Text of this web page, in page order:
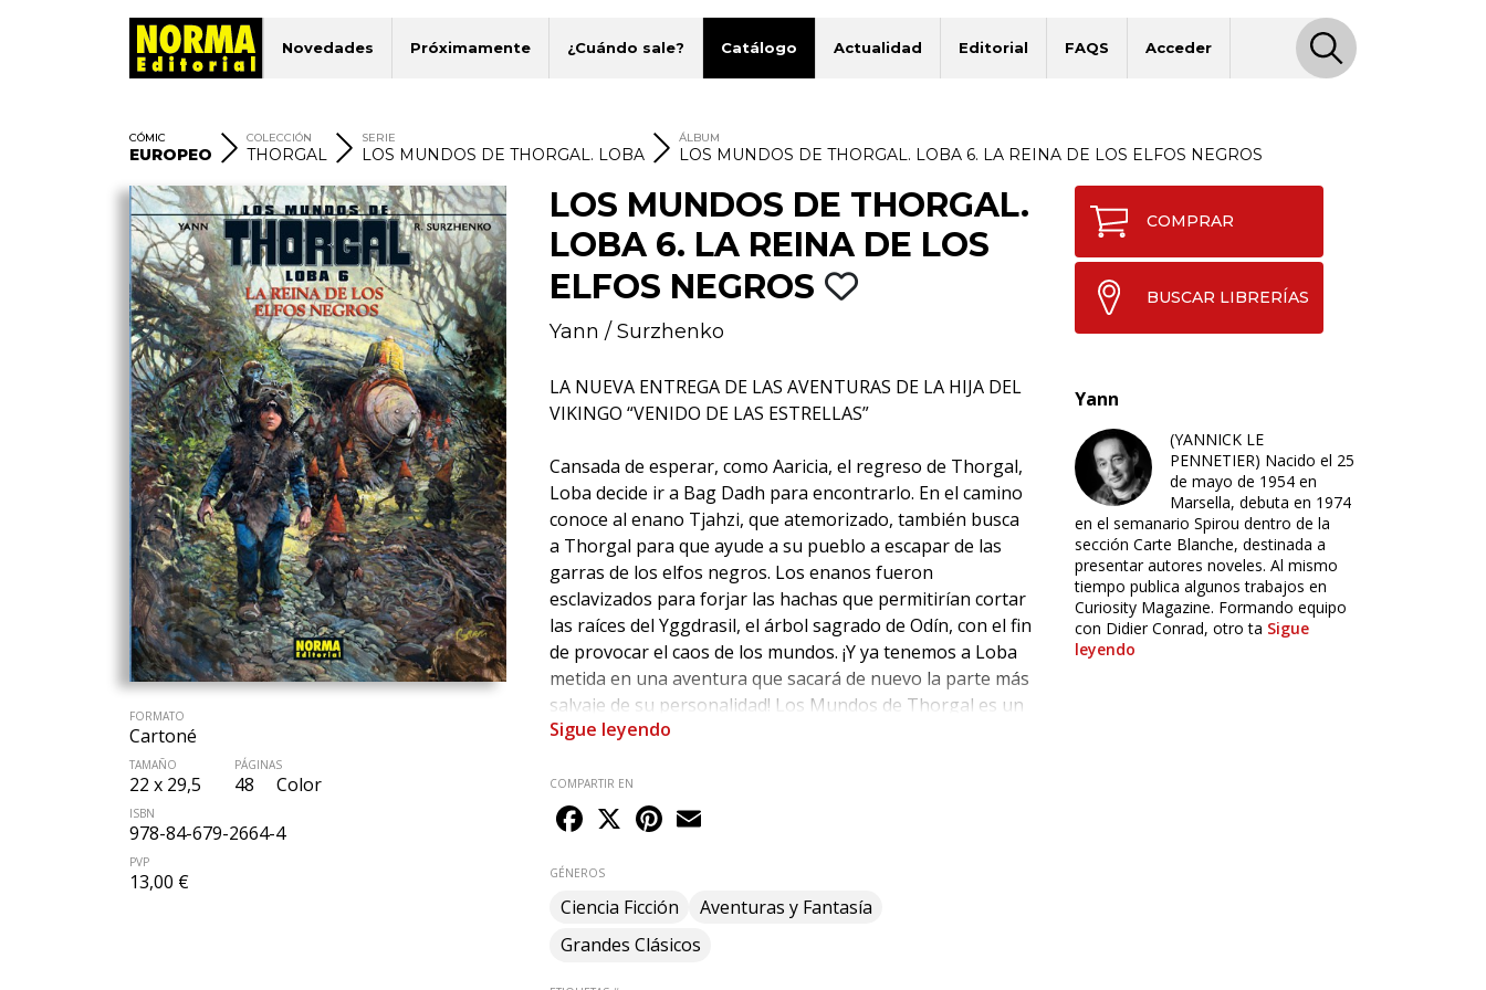
Novedades Próximamente ¿Cuándo sale? Catálogo Actualidad Editorial FAQS Acceder
CÓMIC
EUROPEO
COLECCIÓN
THORGAL
SERIE
LOS MUNDOS DE THORGAL. LOBA
ÁLBUM
LOS MUNDOS DE THORGAL. LOBA 6. LA REINA DE LOS ELFOS NEGROS
FORMATO
Cartoné
TAMAÑO
22 x 29,5
PÁGINAS
48 Color
ISBN
978-84-679-2664-4
PVP
13,00 €
LOS MUNDOS DE THORGAL.
LOBA 6. LA REINA DE LOS
ELFOS NEGROS
Yann / Surzhenko
LA NUEVA ENTREGA DE LAS AVENTURAS DE LA HIJA DEL
VIKINGO “VENIDO DE LAS ESTRELLAS”
Cansada de esperar, como Aaricia, el regreso de Thorgal,
Loba decide ir a Bag Dadh para encontrarlo. En el camino
conoce al enano Tjahzi, que atemorizado, también busca
a Thorgal para que ayude a su pueblo a escapar de las
garras de los elfos negros. Los enanos fueron
esclavizados para forjar las hachas que permitirían cortar
las raíces del Yggdrasil, el árbol sagrado de Odín, con el fin
de provocar el caos de los mundos. ¡Y ya tenemos a Loba
metida en una aventura que sacará de nuevo la parte más
salvaje de su personalidad! Los Mundos de Thorgal es un
conjunto de tres series paralelas a la serie regular
cuenta de la profundidad del universo único creado por él
y Jean Van Hamme. Su desarrollo es paralelo al viaje de
Thorgal al país de los magos rojos para recuperar a Aniel,
el hijo que tuvo con Kriss de Valnor. Un proyecto escrito
Surzhenko y Giulio De Vita.
Sigue leyendo
COMPARTIR EN
Facebook
X Pinterest
GÉNEROS
Ciencia Ficción
Aventuras y Fantasía
Grandes Clásicos
COMPRAR
BUSCAR LIBRERÍAS
Yann
(YANNICK LE
PENNETIER) Nacido el 25
de mayo de 1954 en
Marsella, debuta en 1974
en el semanario Spirou dentro de la
sección Carte Blanche, destinada a
presentar autores noveles. Al mismo
tiempo publica algunos trabajos en
Curiosity Magazine. Formando equipo
con Didier Conrad, otro ta Sigue
leyendo